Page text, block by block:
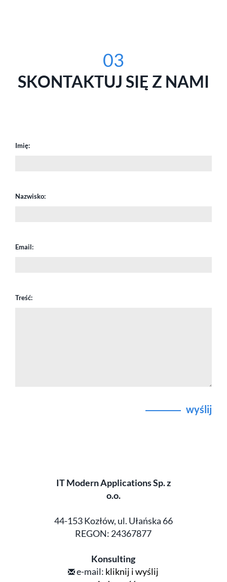
03
SKONTAKTUJ SIĘ Z NAMI
Imię:
Nazwisko:
Email:
Treść:
wyślij
IT Modern Applications Sp. z
o.o.
44-153 Kozłów, ul. Ułańska 66
REGON: 24367877
Konsulting
e-mail: kliknij i wyślij